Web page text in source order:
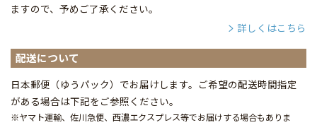
ますので、予めご了承ください。
詳しくはこちら
配送について
日本郵便（ゆうパック）でお届けします。ご希望の配送時間指定
がある場合は下記をご参照ください。
※ヤマト運輸、佐川急便、西濃エクスプレス等でお届けする場合もありま